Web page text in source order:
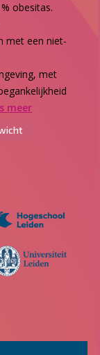
obesitas.
met een niet-
met
meer